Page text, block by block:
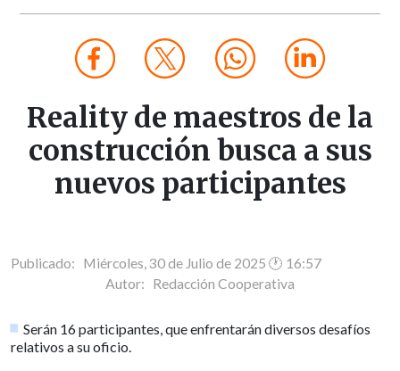
Reality de maestros de la
construcción busca a sus
nuevos participantes
Publicado: Miércoles, 30 de Julio de 2025 🕐 16:57
Autor: Redacción Cooperativa
Serán 16 participantes, que enfrentarán diversos desafíos
relativos a su oficio.